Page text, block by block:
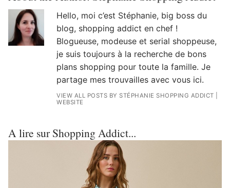
Hello, moi c’est Stéphanie, big boss du
blog, shopping addict en chef !
Blogueuse, modeuse et serial shoppeuse,
je suis toujours à la recherche de bons
plans shopping pour toute la famille. Je
partage mes trouvailles avec vous ici.
VIEW ALL POSTS BY STÉPHANIE SHOPPING ADDICT
WEBSITE
A lire sur Shopping Addict...